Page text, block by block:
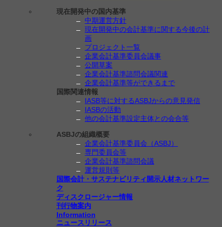
現在開発中の国内基準
中期運営方針
現在開発中の会計基準に関する今後の計
画
プロジェクト一覧
企業会計基準委員会議事
公開草案
企業会計基準諮問会議関連
企業会計基準等ができるまで
国際関連情報
IASB等に対するASBJからの意見発信
IASBの活動
他の会計基準設定主体との会合等
ASBJの組織概要
企業会計基準委員会（ASBJ）
専門委員会等
企業会計基準諮問会議
運営規則等
国際会計・サステナビリティ開示人材ネットワー
ク
ディスクロージャー情報
刊行物案内
Information
ニュースリリース